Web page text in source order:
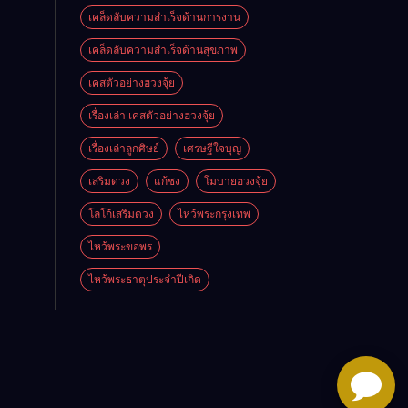
เคล็ดลับความสำเร็จด้านการงาน
เคล็ดลับความสำเร็จด้านสุขภาพ
เคสตัวอย่างฮวงจุ้ย
เรื่องเล่า เคสตัวอย่างฮวงจุ้ย
เรื่องเล่าลูกศิษย์ เศรษฐีใจบุญ
เสริมดวง แก้ชง โมบายฮวงจุ้ย
โลโก้เสริมดวง ไหว้พระกรุงเทพ
ไหว้พระขอพร
ไหว้พระธาตุประจําปีเกิด